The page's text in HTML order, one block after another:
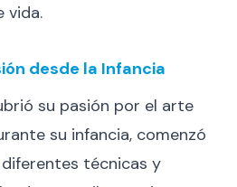
vida.
desde la Infancia
su pasión por el arte
su infancia, comenzó
técnicas y